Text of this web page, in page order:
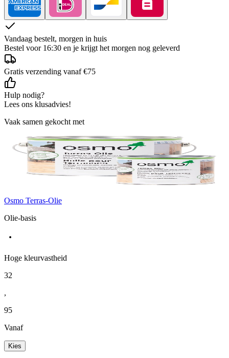
Vandaag bestelt, morgen in huis
Bestel voor 16:30 en je krijgt het morgen nog geleverd
Gratis verzending vanaf €75
Hulp nodig?
Lees ons klusadvies!
Vaak samen gekocht met
Osmo Terras-Olie
Olie-basis
Hoge kleurvastheid
32
,
95
Vanaf
Kies